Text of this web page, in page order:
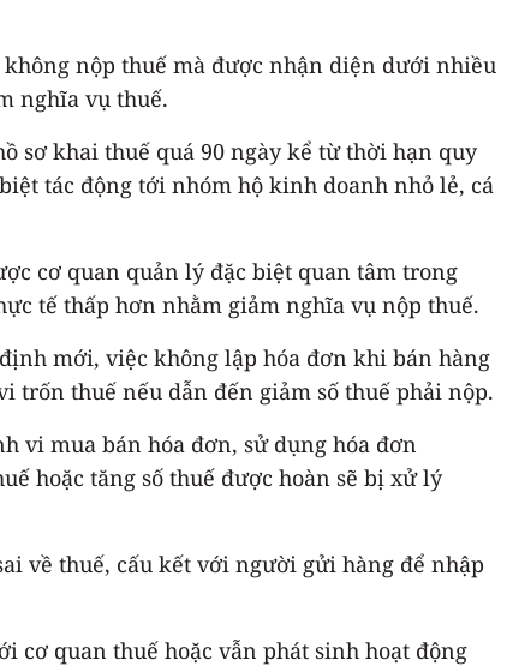
nộp thuế mà được nhận diện dưới nhiều
nghĩa vụ thuế.
sơ khai thuế quá 90 ngày kể từ thời hạn quy
tác động tới nhóm hộ kinh doanh nhỏ lẻ, cá
cơ quan quản lý đặc biệt quan tâm trong
tế thấp hơn nhằm giảm nghĩa vụ nộp thuế.
mới, việc không lập hóa đơn khi bán hàng
trốn thuế nếu dẫn đến giảm số thuế phải nộp.
vi mua bán hóa đơn, sử dụng hóa đơn
hoặc tăng số thuế được hoàn sẽ bị xử lý
về thuế, cấu kết với người gửi hàng để nhập
cơ quan thuế hoặc vẫn phát sinh hoạt động